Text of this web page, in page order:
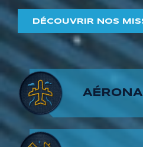
6
7
8
9
8
9
3
4
5
6
2
3
4
5
8
9
4
5
6
7
DÉCOUVRIR NOS